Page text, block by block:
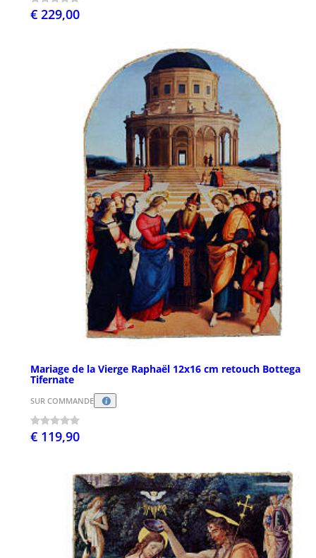
€ 229,00
Mariage de la Vierge Raphaël 12x16 cm retouch Bottega
Tifernate
SUR COMMANDE
€ 119,90